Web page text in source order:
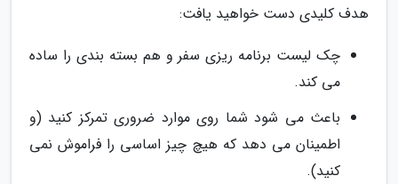
هدف کلیدی دست خواهید یافت:
چک لیست برنامه ریزی سفر و هم بسته بندی را ساده
می کند.
باعث می شود شما روی موارد ضروری تمرکز کنید (و
اطمینان می دهد که هیچ چیز اساسی را فراموش نمی
کنید).